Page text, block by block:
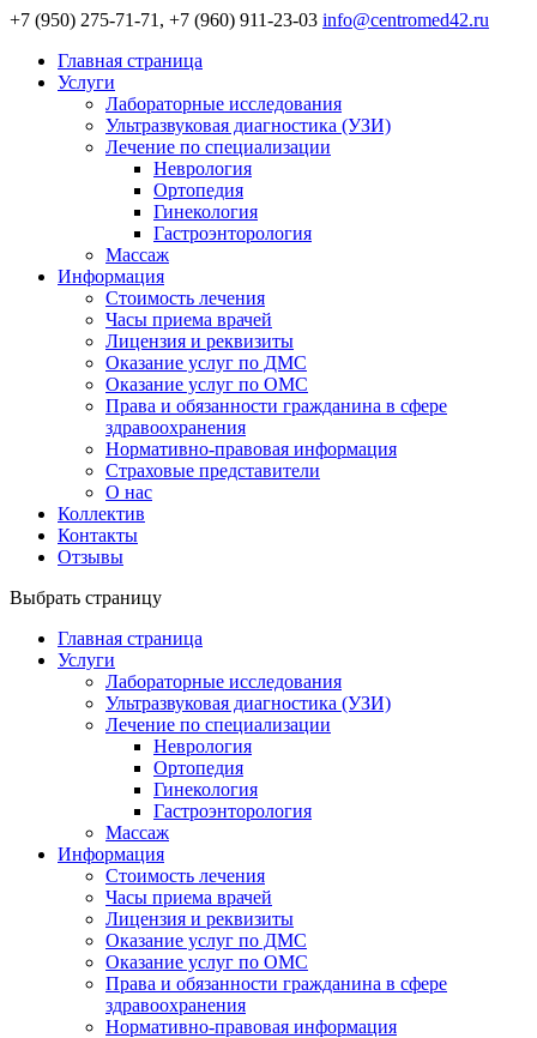
+7 (950) 275-71-71, +7 (960) 911-23-03 info@centromed42.ru
Главная страница
Услуги
Лабораторные исследования
Ультразвуковая диагностика (УЗИ)
Лечение по специализации
Неврология
Ортопедия
Гинекология
Гастроэнторология
Массаж
Информация
Стоимость лечения
Часы приема врачей
Лицензия и реквизиты
Оказание услуг по ДМС
Оказание услуг по ОМС
Права и обязанности гражданина в сфере
здравоохранения
Нормативно-правовая информация
Страховые представители
О нас
Коллектив
Контакты
Отзывы
Выбрать страницу
Главная страница
Услуги
Лабораторные исследования
Ультразвуковая диагностика (УЗИ)
Лечение по специализации
Неврология
Ортопедия
Гинекология
Гастроэнторология
Массаж
Информация
Стоимость лечения
Часы приема врачей
Лицензия и реквизиты
Оказание услуг по ДМС
Оказание услуг по ОМС
Права и обязанности гражданина в сфере
здравоохранения
Нормативно-правовая информация